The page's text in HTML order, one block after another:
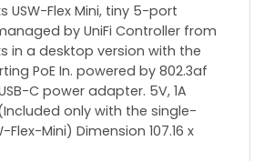
USW-Flex Mini, tiny 5-port
by UniFi Controller from
in a desktop version with the
PoE In. powered by 802.3af
C power adapter. 5V, 1A
only with the single-
Mini) Dimension 107.16 x